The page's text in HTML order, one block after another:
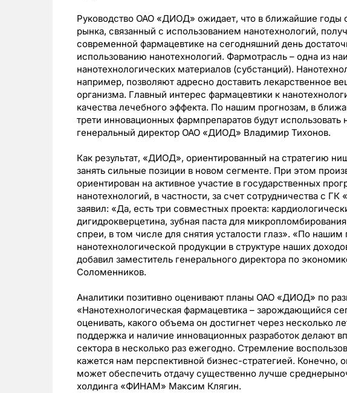
Руководство ОАО «ДИОД» ожидает, что в ближайшие годы
рынка, связанный с использованием нанотехнологий,
современной фармацевтике на сегодняшний день
использованию нанотехнологий. Фармотрасль – одна из
нанотехнологических материалов (субстанций).
например, позволяют адресно доставить лекарственное
организма. Главный интерес фармацевтики к
качества лечебного эффекта. По нашим прогнозам, в
трети инновационных фармпрепаратов будут
генеральный директор ОАО «ДИОД» Владимир Тихонов.
Как результат, «ДИОД», ориентированный на стратегию
занять сильные позиции в новом сегменте. При этом
ориентирован на активное участие в государственных
нанотехнологий, в частности, за счет сотрудничества с
заявил: «Да, есть три совместных проекта:
дигидрокверцетина, зубная паста для
спреи, в том числе для снятия усталости глаз». «По нашим
нанотехнологической продукции в структуре наших
добавил заместитель генерального директора по
Соломенников.
Аналитики позитивно оценивают планы ОАО «ДИОД» по
«Нанотехнологическая фармацевтика – зарождающийся
оценивать, какого объема он достигнет через несколько
поддержка и наличие инновационных разработок делают
сектора в несколько раз ежегодно. Стремление
кажется нам перспективной бизнес-стратегией. Конечно,
может обеспечить отдачу существенно лучше
холдинга «ФИНАМ» Максим Клягин.